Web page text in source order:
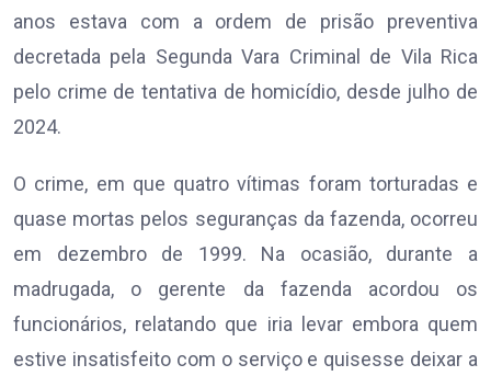
anos estava com a ordem de prisão preventiva
decretada pela Segunda Vara Criminal de Vila Rica
pelo crime de tentativa de homicídio, desde julho de
2024.
O crime, em que quatro vítimas foram torturadas e
quase mortas pelos seguranças da fazenda, ocorreu
em dezembro de 1999. Na ocasião, durante a
madrugada, o gerente da fazenda acordou os
funcionários, relatando que iria levar embora quem
estive insatisfeito com o serviço e quisesse deixar a